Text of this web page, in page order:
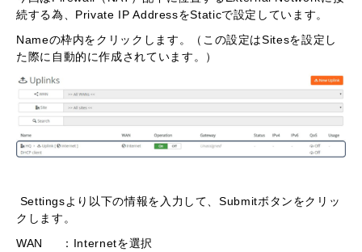
続する為、Private IP AddressをStaticで設定しています。
Nameの枠内をクリックします。（この設定はSitesを設定し
た際に自動的に作成されています。）
Settingsより以下の情報を入力して、Submitボタンをクリッ
クします。
WAN ：Internetを選択